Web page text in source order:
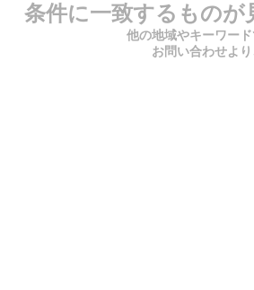
条件に一致するもの
他の地域やキーワード
お問い合わせよ